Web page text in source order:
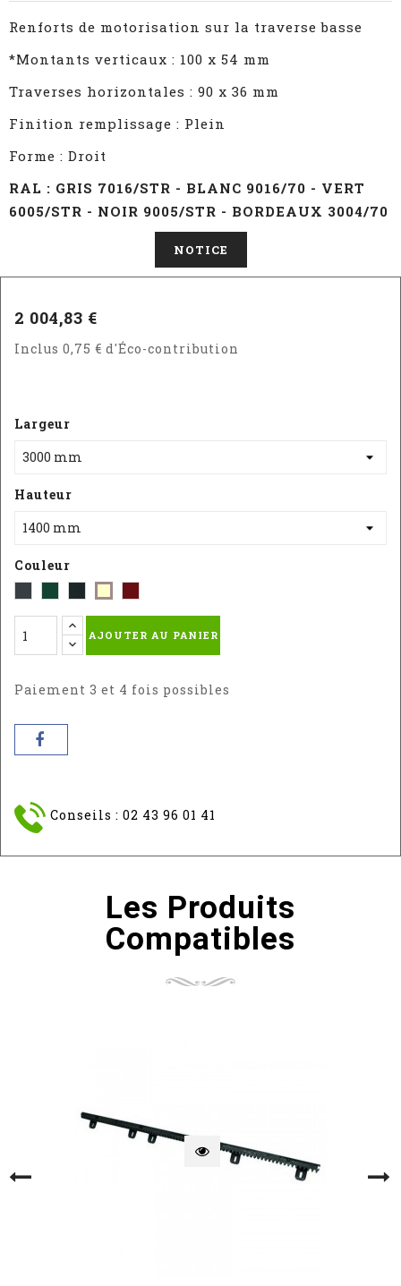
Renforts de motorisation sur la traverse basse
*Montants verticaux : 100 x 54 mm
Traverses horizontales : 90 x 36 mm
Finition remplissage : Plein
Forme : Droit
RAL : GRIS 7016/STR - BLANC 9016/70 - VERT
6005/STR - NOIR 9005/STR - BORDEAUX 3004/70
NOTICE
2 004,83 €
Inclus 0,75 € d'Éco-contribution
Largeur
Hauteur
Couleur
-
RAL
7016
-
RAL
6005
Noir
Sablé
Blanc
-
RAL
-
RAL
AJOUTER AU PANIER
Paiement 3 et 4 fois possibles
Conseils : 02 43 96 01 41
Les Produits
Compatibles